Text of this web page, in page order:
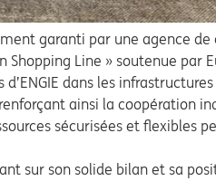
garanti par une agence de
Line » soutenue par
dans les
ainsi la coopération
sécurisées et flexibles
sur son solide bilan et sa